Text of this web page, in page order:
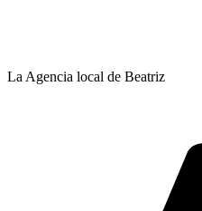
La Agencia local de Beatriz